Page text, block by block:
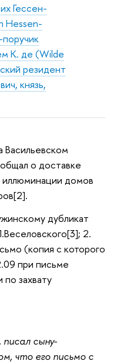
Гессен-
Hessen-
К. де (Wilde
резидент
князь,
о доставке
иллюминации домов
дубликат
2.
(копия с которого
при письме
захвату
сыну-
что его письмо с